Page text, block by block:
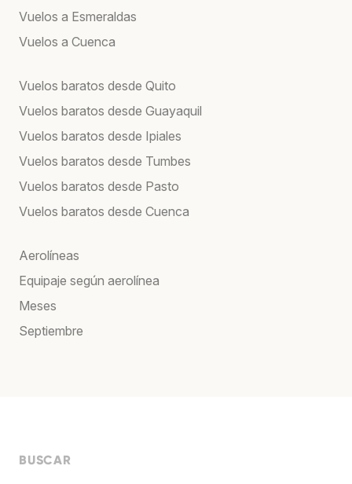
Vuelos a Esmeraldas
Vuelos a Cuenca
Vuelos baratos desde Quito
Vuelos baratos desde Guayaquil
Vuelos baratos desde Ipiales
Vuelos baratos desde Tumbes
Vuelos baratos desde Pasto
Vuelos baratos desde Cuenca
Aerolíneas
Equipaje según aerolínea
Meses
Septiembre
BUSCAR